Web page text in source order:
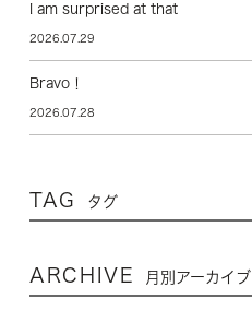
I am surprised at that
2026.07.29
Bravo！
2026.07.28
TAG タグ
ARCHIVE 月別アーカイブ